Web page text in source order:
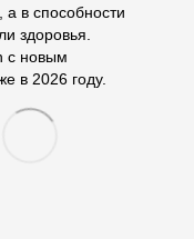
а в способности
здоровья.
с новым
в 2026 году.